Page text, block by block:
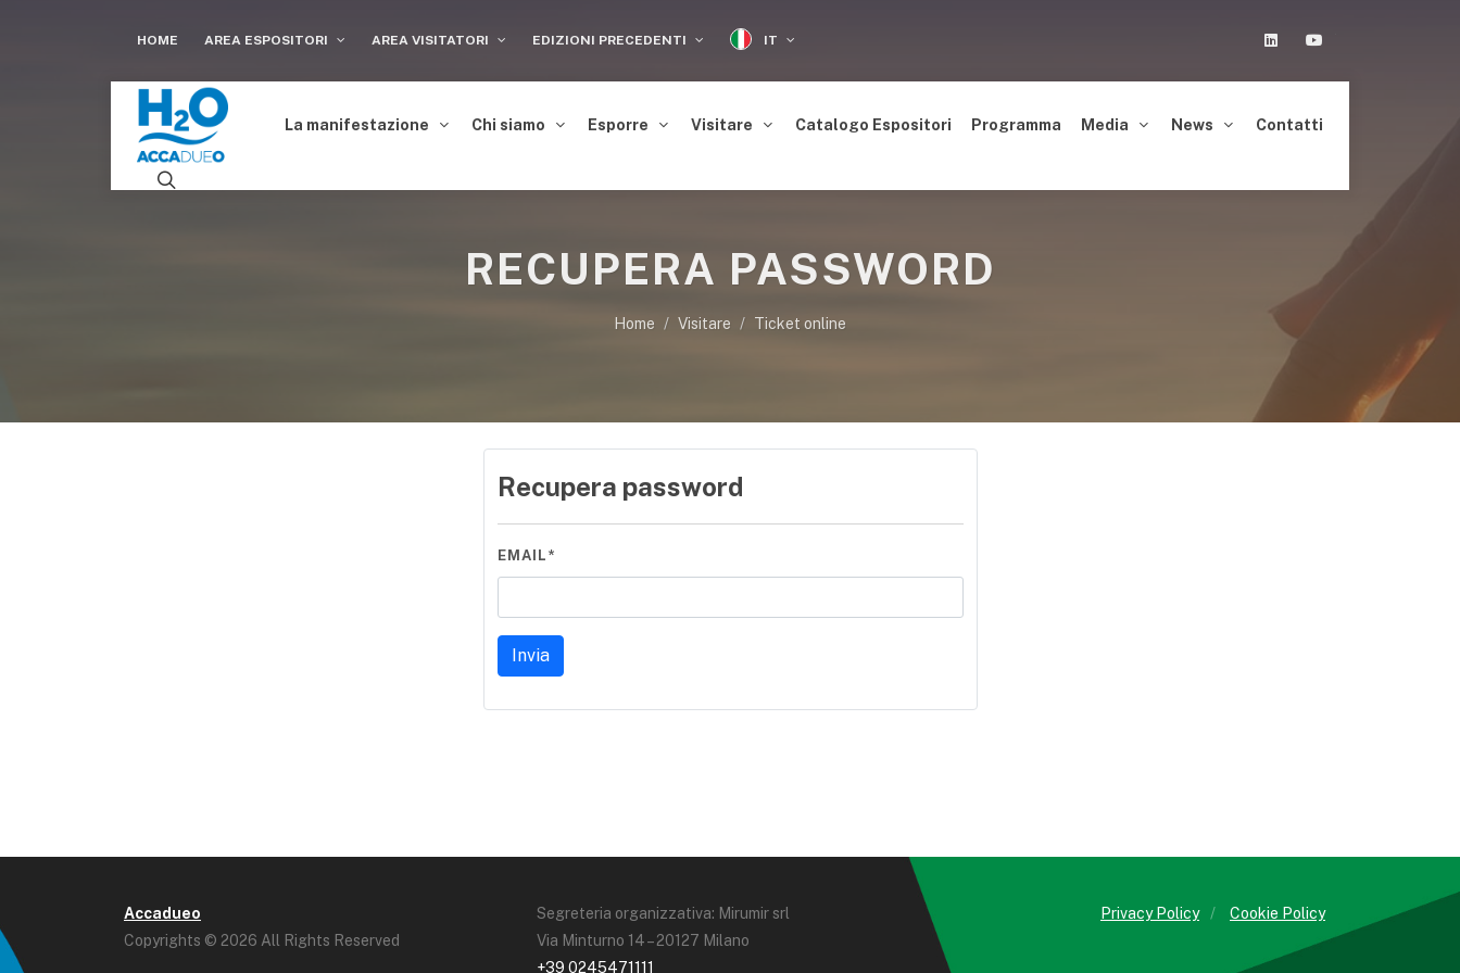
HOME AREA ESPOSITORI AREA VISITATORI EDIZIONI PRECEDENTI IT Linkedin
La manifestazione Chi siamo Esporre Visitare Catalogo Espositori Programma Media News Contatti
RECUPERA PASSWORD
Home Visitare Ticket online
Recupera password
EMAIL*
Accadueo
Copyrights © 2026 All Rights Reserved
Segreteria organizzativa: Mirumir srl
Via Minturno 14 – 20127 Milano
+39 0245471111
Privacy Policy / Cookie Policy